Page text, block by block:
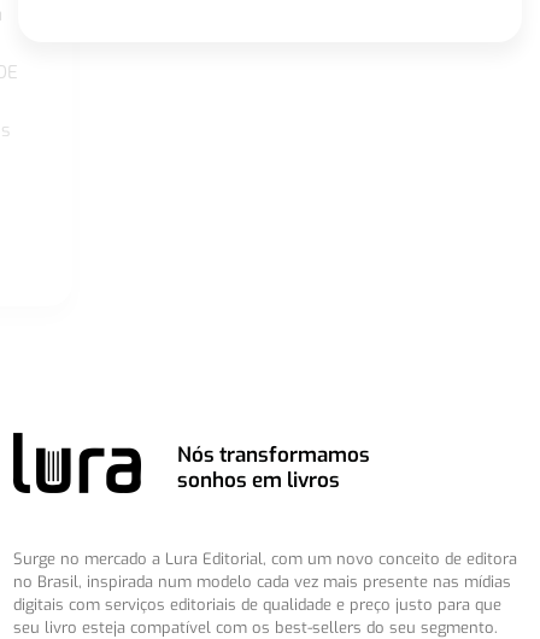
Nós transformamos
sonhos em livros
Surge no mercado a Lura Editorial, com um novo conceito de editora
no Brasil, inspirada num modelo cada vez mais presente nas mídias
digitais com serviços editoriais de qualidade e preço justo para que
seu livro esteja compatível com os best-sellers do seu segmento.